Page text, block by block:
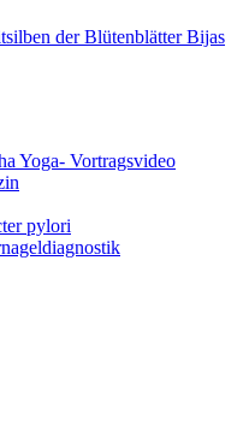
der Blütenblätter Bijas
Yoga- Vortragsvideo
pylori